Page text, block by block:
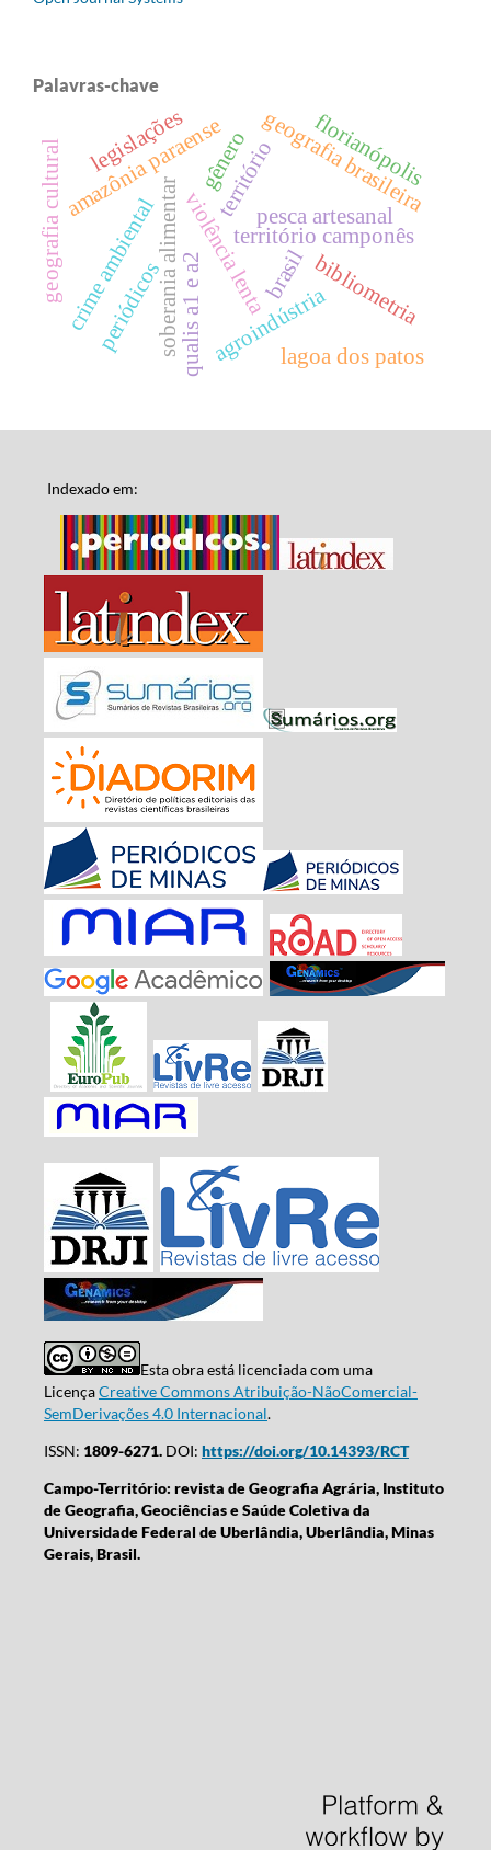
Palavras-chave
território camponês
violência lenta
agroindústria
soberania alimentar
amazônia paraense
crime ambiental
território
gênero
pesca artesanal
geografia brasileira
bibliometria
periódicosqualis a1 e a2
legislações
brasil
florianópolis
geografia cultural
lagoa dos patos
Indexado em:
Esta obra está licenciada com uma
LicençaCreative Commons Atribuição-NãoComercial-
SemDerivações 4.0 Internacional.
ISSN: 1809-6271.DOI: https://doi.org/10.14393/RCT
Campo-Território: revista de Geografia Agrária, Instituto
de Geografia, Geociências e Saúde Coletiva da
Universidade Federal de Uberlândia, Uberlândia, Minas
Gerais, Brasil.